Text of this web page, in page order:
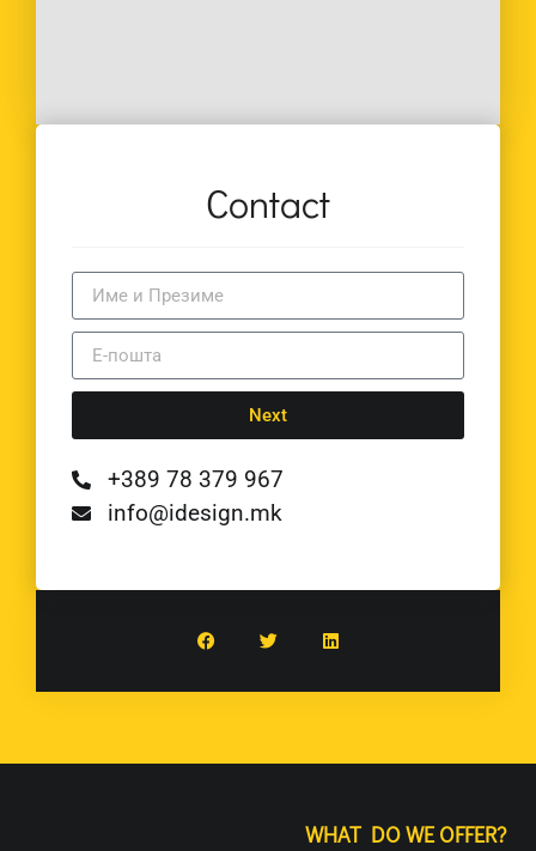
Contact
Next
+389 78 379 967
info@idesign.mk
WHAT DO WE OFFER?